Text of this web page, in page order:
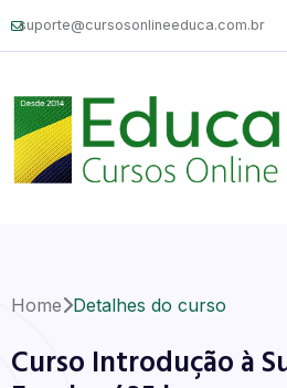
suporte@cursosonlineeduca.com.br
Home Detalhes do curso
Curso Introdução à